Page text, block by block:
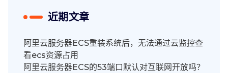
近期文章
阿里云服务器ECS重装系统后，无法通过云监控查
看ecs资源占用
阿里云服务器ECS的53端口默认对互联网开放吗？